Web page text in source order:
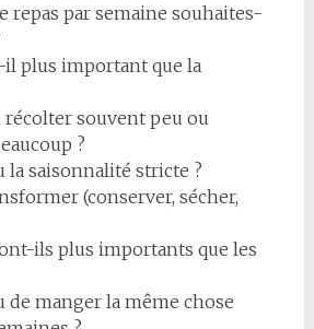
repas par semaine souhaites-
il plus important que la
récolter souvent peu ou
?
la saisonnalité stricte ?
(conserver, sécher,
ils plus importants que les
de manger la même chose